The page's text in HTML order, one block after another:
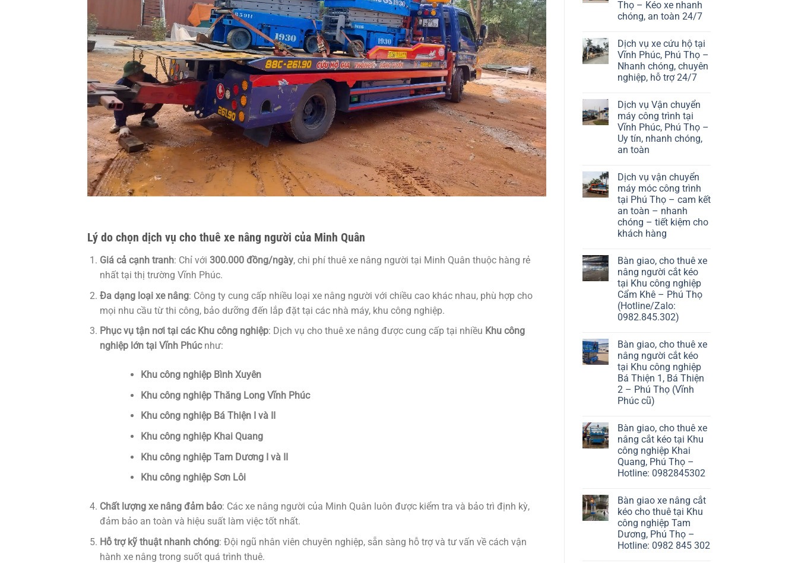
Lý do chọn dịch vụ cho thuê xe nâng người của Minh Quân
Giá cả cạnh tranh: Chỉ với 300.000 đồng/ngày, chi phí thuê xe nâng người tại Minh Quân thuộc hàng rẻ
nhất tại thị trường Vĩnh Phúc.
Đa dạng loại xe nâng: Công ty cung cấp nhiều loại xe nâng người với chiều cao khác nhau, phù hợp cho
mọi nhu cầu từ thi công, bảo dưỡng đến lắp đặt tại các nhà máy, khu công nghiệp.
Phục vụ tận nơi tại các Khu công nghiệp: Dịch vụ cho thuê xe nâng được cung cấp tại nhiều Khu công
nghiệp lớn tại Vĩnh Phúcnhư:
Khu công nghiệp Bình Xuyên
Khu công nghiệp Thăng Long Vĩnh Phúc
Khu công nghiệp Bá Thiện I và II
Khu công nghiệp Khai Quang
Khu công nghiệp Tam Dương I và II
Khu công nghiệp Sơn Lôi
Chất lượng xe nâng đảm bảo: Các xe nâng người của Minh Quân luôn được kiểm tra và bảo trì định kỳ,
đảm bảo an toàn và hiệu suất làm việc tốt nhất.
Hỗ trợ kỹ thuật nhanh chóng: Đội ngũ nhân viên chuyên nghiệp, sẵn sàng hỗ trợ và tư vấn về cách vận
hành xe nâng trong suốt quá trình thuê.
Thọ – Kéo xe nhanh
chóng, an toàn 24/7
Dịch vụ xe cứu hộ tại
Vĩnh Phúc, Phú Thọ –
Nhanh chóng, chuyên
nghiệp, hỗ trợ 24/7
Dịch vụ Vận chuyển
máy công trình tại
Vĩnh Phúc, Phú Thọ –
Uy tín, nhanh chóng,
an toàn
Dịch vụ vận chuyển
máy móc công trình
tại Phú Thọ – cam kết
an toàn – nhanh
chóng – tiết kiệm cho
khách hàng
Bàn giao, cho thuê xe
nâng người cắt kéo
tại Khu công nghiệp
Cẩm Khê – Phú Thọ
(Hotline/Zalo:
0982.845.302)
Bàn giao, cho thuê xe
nâng người cắt kéo
tại Khu công nghiệp
Bá Thiện 1, Bá Thiện
2 – Phú Thọ (Vĩnh
Phúc cũ)
Bàn giao, cho thuê xe
nâng cắt kéo tại Khu
công nghiệp Khai
Quang, Phú Thọ –
Hotline: 0982845302
Bàn giao xe nâng cắt
kéo cho thuê tại Khu
công nghiệp Tam
Dương, Phú Thọ –
Hotline: 0982 845 302